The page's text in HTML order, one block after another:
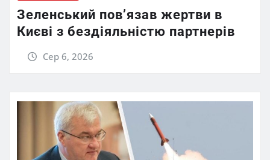
Зеленський пов’язав жертви в
Києві з бездіяльністю партнерів
Сер 6, 2026